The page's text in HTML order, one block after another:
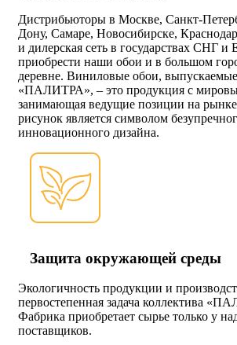
Дистрибьюторы в Москве, Санкт-
Дону, Самаре, Новосибирске,
и дилерская сеть в государствах СНГ и
приобрести наши обои и в большом
деревне. Виниловые обои,
«ПАЛИТРА», – это продукция с
занимающая ведущие позиции на
рисунок является символом
инновационного дизайна.
Защита окружающей среды
Экологичность продукции и
первостепенная задача коллектива
Фабрика приобретает сырье только у
поставщиков.